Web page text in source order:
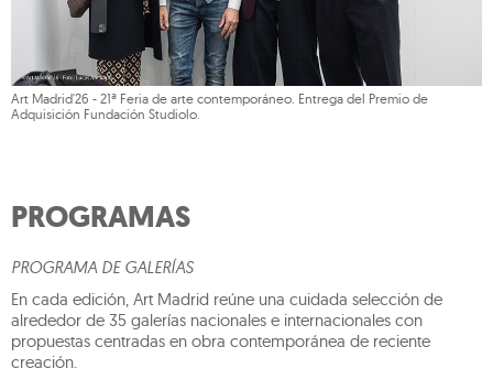
Art Madrid'26 - 21ª Feria de arte contemporáneo. Entrega del Premio de
Adquisición Fundación Studiolo.
PROGRAMAS
PROGRAMA DE GALERÍAS
En cada edición, Art Madrid reúne una cuidada selección de
alrededor de 35 galerías nacionales e internacionales con
propuestas centradas en obra contemporánea de reciente
creación.